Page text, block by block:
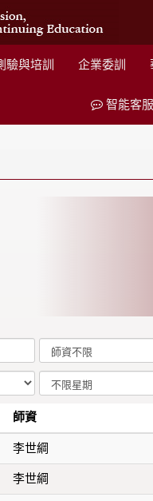
驗與培訓 企業委訓
智能客服
師資
李世綱
李世綱